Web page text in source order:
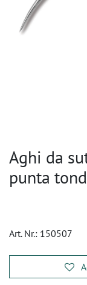
Aghi da
punta
Art. Nr.: 150507